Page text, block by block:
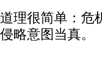
道理很简单：危
侵略意图当真。